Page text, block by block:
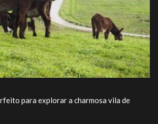
para explorar a charmosa vila de